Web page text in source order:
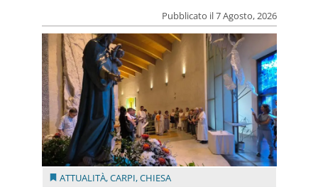
Pubblicato il 7 Agosto, 2026
ATTUALITÀ,CARPI,CHIESA